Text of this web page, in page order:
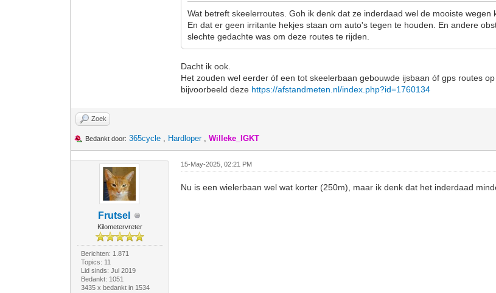
Wat betreft skeelerroutes. Goh ik denk dat ze inderdaad wel de mooiste wegen
En dat er geen irritante hekjes staan om auto's tegen te houden. En andere
slechte gedachte was om deze routes te rijden.
Dacht ik ook.
Het zouden wel eerder óf een tot skeelerbaan gebouwde ijsbaan óf gps routes
bijvoorbeeld deze https://afstandmeten.nl/index.php?id=1760134
Zoek
Bedankt door: 365cycle , Hardloper,Willeke_IGKT
Frutsel
Kilometervreter
Berichten: 1.871
Topics: 11
Lid sinds: Jul 2019
Bedankt: 1051
3435 x bedankt in 1534
15-May-2025, 02:21 PM
Nu is een wielerbaan wel wat korter (250m), maar ik denk dat het inderdaad